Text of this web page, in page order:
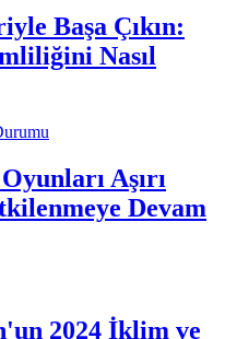
Başa Çıkın:
Nasıl
Aşırı
Devam
2024 İklim ve